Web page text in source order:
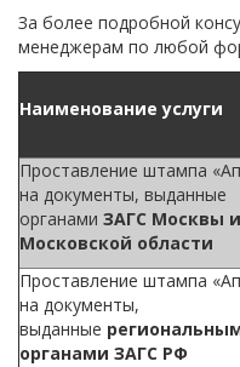
За более подробной
менеджерам по любой
Наименование услуги
Проставление штампа
на документы, выданные
органами ЗАГС Москвы и
Московской области
Проставление штампа
на документы,
выданные
органами ЗАГС РФ